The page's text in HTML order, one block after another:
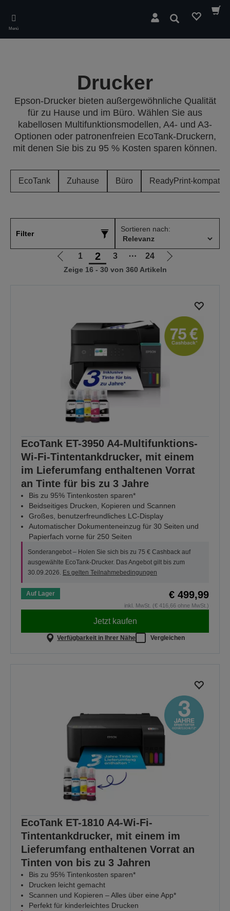
main
content
Menü
Suchen
Drucker
Epson-Drucker bieten außergewöhnliche Qualität
für zu Hause und im Büro. Wählen Sie aus
kabellosen Multifunktionsmodellen, A4- und A3-
Optionen oder patronenfreien EcoTank-Druckern,
mit denen Sie bis zu 95 % Kosten sparen können.
EcoTank Zuhause Büro ReadyPrint-
Filter
Sortieren nach:
Zur
vorherigen
1 2 3 ⋯ 24
Zur
Zeige 16 - 30 von 360 Artikeln
EcoTank ET-3950 A4-Multifunktions-
Wi-Fi-Tintentankdrucker, mit einem
im Lieferumfang enthaltenen Vorrat
an Tinte für bis zu 3 Jahre
Bis zu 95% Tintenkosten sparen*
Beidseitiges Drucken, Kopieren und Scannen
Großes, benutzerfreundliches LC-Display
Automatischer Dokumenteneinzug für 30 Seiten und
Papierfach vorne für 250 Seiten
Sonderangebot – Holen Sie sich bis zu 75 € Cashback auf
ausgewählte EcoTank-Drucker. Das Angebot gilt bis zum
30.09.2026. Es gelten Teilnahmebedingungen
Auf Lager € 499,99
inkl. MwSt. (€ 416,66 ohne MwSt.)
Jetzt kaufen
Verfügbarkeit in Ihrer Nähe Vergleichen
EcoTank ET-1810 A4-Wi-Fi-
Tintentankdrucker, mit einem im
Lieferumfang enthaltenen Vorrat an
Tinten von bis zu 3 Jahren
Bis zu 95% Tintenkosten sparen*
Drucken leicht gemacht
Scannen und Kopieren – Alles über eine App*
Perfekt für kinderleichtes Drucken